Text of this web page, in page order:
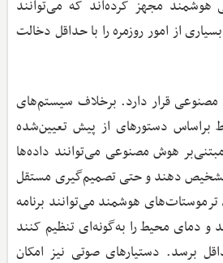
هوشمند مجهز کرده‌اند که می‌توانند
بسیاری از امور روزمره را با حداقل دخالت
قرار دارد. برخلاف سیستم‌های
براساس دستورهای از پیش تعیین‌شده
هوش مصنوعی می‌توانند داده‌ها
تشخیص دهند و حتی تصمیم‌گیری مستقل
ترموستات‌های هوشمند می‌توانند برنامه
و دمای محیط را به‌گونه‌ای تنظیم کنند
برسد. دستیارهای صوتی نیز امکان